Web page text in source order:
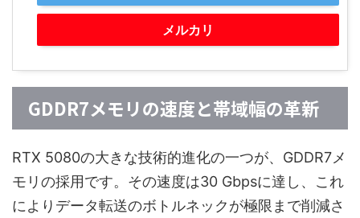
メルカリ
GDDR7メモリの速度と帯域幅の革新
RTX 5080の大きな技術的進化の一つが、GDDR7メ
モリの採用です。その速度は30 Gbpsに達し、これ
によりデータ転送のボトルネックが極限まで削減さ